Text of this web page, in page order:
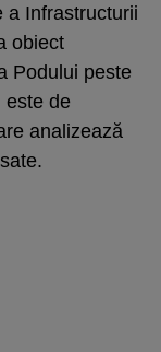
a Infrastructurii
obiect
Podului peste
este de
analizează